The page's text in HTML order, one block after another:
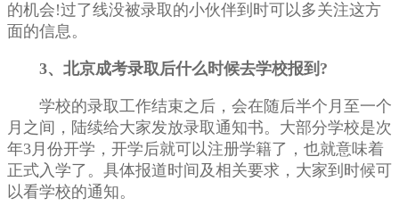
的机会!过了线没被录取的小伙伴到时可以多关注这方
面的信息。
3、北京成考录取后什么时候去学校报到?
学校的录取工作结束之后，会在随后半个月至一个
月之间，陆续给大家发放录取通知书。大部分学校是次
年3月份开学，开学后就可以注册学籍了，也就意味着
正式入学了。具体报道时间及相关要求，大家到时候可
以看学校的通知。